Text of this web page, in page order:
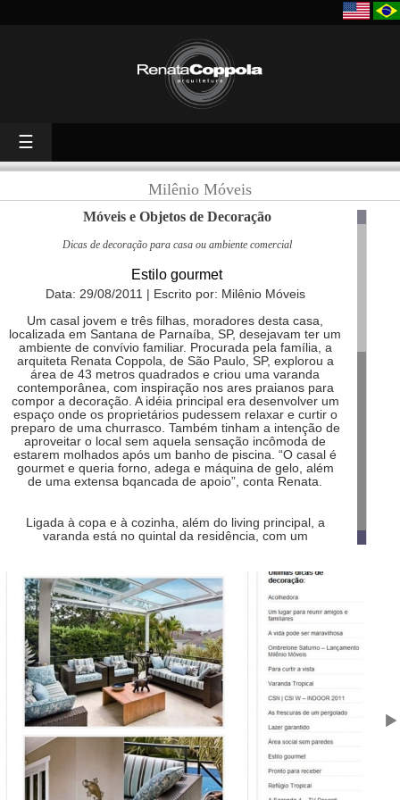
☰
Milênio Móveis
Móveis e Objetos de Decoração
Dicas de decoração para casa ou ambiente comercial
Estilo gourmet
Data: 29/08/2011 | Escrito por: Milênio Móveis
Um casal jovem e três filhas, moradores desta casa,
localizada em Santana de Parnaíba, SP, desejavam ter um
ambiente de convívio familiar. Procurada pela família, a
arquiteta Renata Coppola, de São Paulo, SP, explorou a
área de 43 metros quadrados e criou uma varanda
contemporânea, com inspiração nos ares praianos para
compor a decoração. A idéia principal era desenvolver um
espaço onde os proprietários pudessem relaxar e curtir o
preparo de uma churrasco. Também tinham a intenção de
aproveitar o local sem aquela sensação incômoda de
estarem molhados após um banho de piscina. “O casal é
gourmet e queria forno, adega e máquina de gelo, além
de uma extensa bqancada de apoio”, conta Renata.
Ligada à copa e à cozinha, além do living principal, a
varanda está no quintal da residência, com um
aumentar a área do piso da varanda e dividí-la em dois
ambientes: um para o descanso e outro para a
churrasqueira. Uma cobertura especial foi projetada para
aproveitar a vegetação do entrono e a iluminação natural.
Os móveis são resistentes às intempéries e a fibra
sintética foi valorizada na hora de compor sofás e
poltronas. As mesas e cadeiras são de madeira de
demolição enquanto os tecidos valorizam os tons de azul
com motivos náuticos próprios para uso externo.
“Procuramos utilizar o que há de mais tecnológico e
resistente no mercado para prolongar a sobrevida dos
produtos”, comenta a profissional.
Os objetos decorativos seguem uma tendência rústica. A